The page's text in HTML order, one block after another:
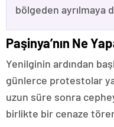
bölgeden ayrılmaya
Paşinya’nın Ne
Yenilginin ardından
günlerce protestolar
uzun süre sonra
birlikte bir cenaze